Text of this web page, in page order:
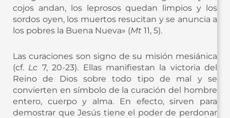
cojos andan, los leprosos quedan limpios y los
sordos oyen, los muertos resucitan y se anuncia a
los pobres la Buena Nueva» (Mt 11, 5).
Las curaciones son signo de su misión mesiánica
(cf. Lc 7, 20-23). Ellas manifiestan la victoria del
Reino de Dios sobre todo tipo de mal y se
convierten en símbolo de la curación del hombre
entero, cuerpo y alma. En efecto, sirven para
demostrar que Jesús tiene el poder de perdonar